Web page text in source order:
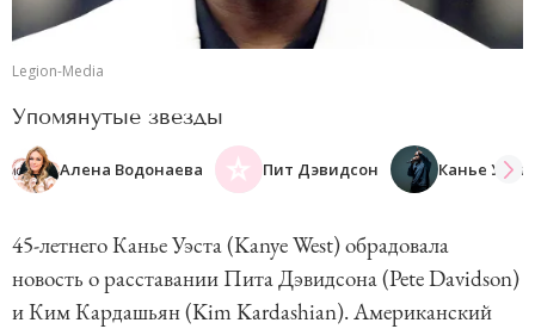
Legion-Media
Упомянутые звезды
Алена Водонаева Пит Дэвидсон Канье Уэст
45-летнего Канье Уэста (Kanye West) обрадовала
новость о расставании Пита Дэвидсона (Pete Davidson)
и Ким Кардашьян (Kim Kardashian). Американский